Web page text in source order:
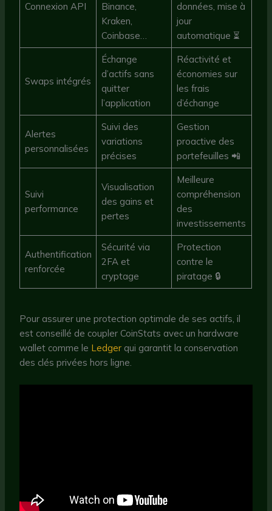
Connexion API
Binance,
Kraken,
Coinbase…
données, mise à
jour
automatique ⏳
Swaps intégrés
Échange
d’actifs sans
quitter
l’application
Réactivité et
économies sur
les frais
d’échange
Alertes
personnalisées
Suivi des
variations
précises
Gestion
proactive des
portefeuilles 📲
Suivi
performance
Visualisation
des gains et
pertes
Meilleure
compréhension
des
investissements
Authentification
renforcée
Sécurité via
2FA et
cryptage
Protection
contre le
piratage 🔒
Pour assurer une protection optimale de ses actifs, il
est conseillé de coupler CoinStats avec un hardware
wallet comme le Ledger qui garantit la conservation
des clés privées hors ligne.